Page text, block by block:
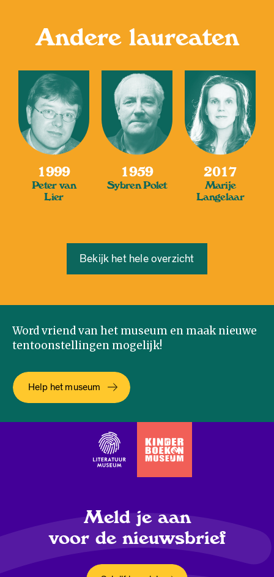
Andere laureaten
1999
Peter van
Lier
1959
Sybren Polet
2017
Marije
Langelaar
Bekijk het hele overzicht
Word vriend van het museum en maak nieuwe
tentoonstellingen mogelijk!
Help het museum
Meld je aan
voor de nieuwsbrief